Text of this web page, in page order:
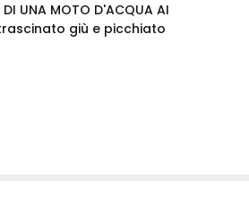
DI UNA MOTO D'ACQUA AI
giù e picchiato